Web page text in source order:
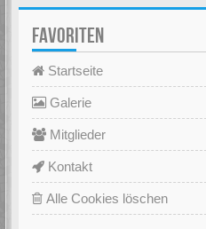
FAVORITEN
Startseite
Galerie
Mitglieder
Kontakt
Alle Cookies löschen